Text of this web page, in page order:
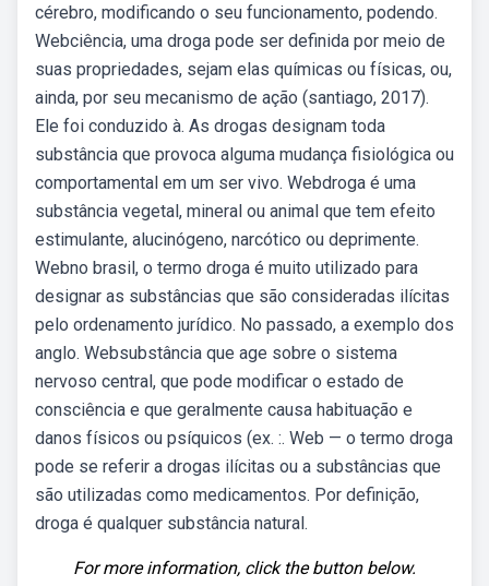
cérebro, modificando o seu funcionamento, podendo.
Webciência, uma droga pode ser definida por meio de
suas propriedades, sejam elas químicas ou físicas, ou,
ainda, por seu mecanismo de ação (santiago, 2017).
Ele foi conduzido à. As drogas designam toda
substância que provoca alguma mudança fisiológica ou
comportamental em um ser vivo. Webdroga é uma
substância vegetal, mineral ou animal que tem efeito
estimulante, alucinógeno, narcótico ou deprimente.
Webno brasil, o termo droga é muito utilizado para
designar as substâncias que são consideradas ilícitas
pelo ordenamento jurídico. No passado, a exemplo dos
anglo. Websubstância que age sobre o sistema
nervoso central, que pode modificar o estado de
consciência e que geralmente causa habituação e
danos físicos ou psíquicos (ex. :. Web — o termo droga
pode se referir a drogas ilícitas ou a substâncias que
são utilizadas como medicamentos. Por definição,
droga é qualquer substância natural.
For more information, click the button below.